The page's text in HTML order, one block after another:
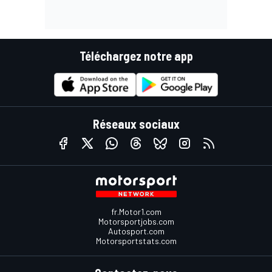
Téléchargez notre app
Réseaux sociaux
fr.Motor1.com
Motorsportjobs.com
Autosport.com
Motorsportstats.com